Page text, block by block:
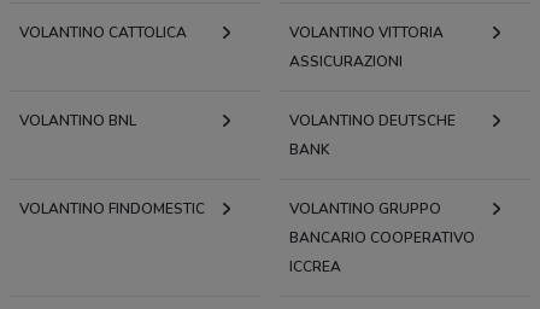
VOLANTINO CATTOLICA
VOLANTINO VITTORIA
ASSICURAZIONI
VOLANTINO BNL
VOLANTINO DEUTSCHE
BANK
VOLANTINO FINDOMESTIC
VOLANTINO GRUPPO
BANCARIO COOPERATIVO
ICCREA